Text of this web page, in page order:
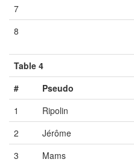
7
8
Table 4
#
Pseudo
1
Ripolin
2
Jérôme
3
Mams